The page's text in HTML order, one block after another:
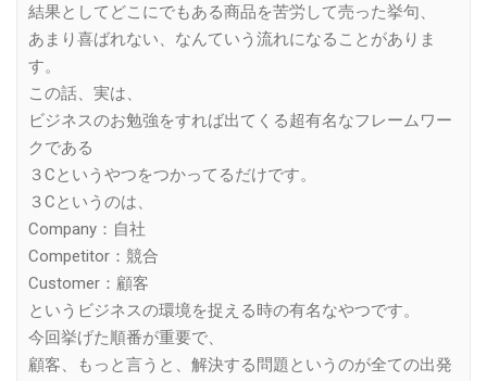
結果としてどこにでもある商品を苦労して売った挙句、
あまり喜ばれない、なんていう流れになることがありま
す。
この話、実は、
ビジネスのお勉強をすれば出てくる超有名なフレームワー
クである
３Cというやつをつかってるだけです。
３Cというのは、
Company：自社
Competitor：競合
Customer：顧客
というビジネスの環境を捉える時の有名なやつです。
今回挙げた順番が重要で、
顧客、もっと言うと、解決する問題というのが全ての出発